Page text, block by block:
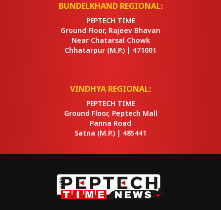
BUNDELKHAND REGIONAL:
PEPTECH TIME
Ground Floor, Rajeev Bhavan
Near Chatarsal Chowk
Chhatarpur (M.P.) | 471001
VINDHYA REGIONAL:
PEPTECH TIME
Ground Floor, Peptech Mall
Panna Road
Satna (M.P.) | 485441